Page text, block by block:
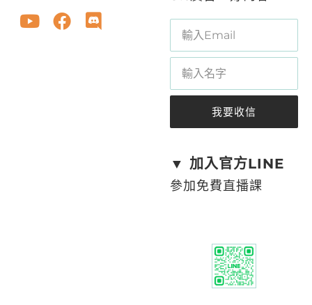
我要收信
t
r
▼ 加入官方LINE
參加免費直播課